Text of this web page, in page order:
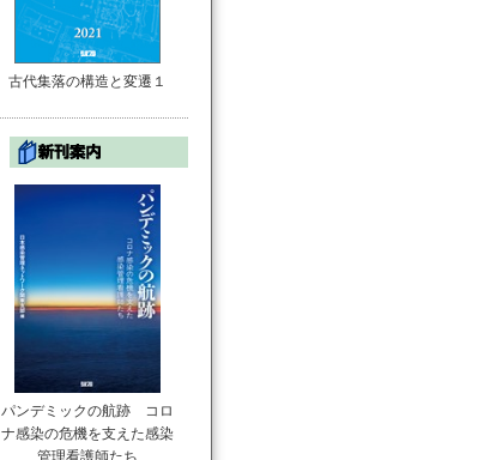
古代集落の構造と変遷１
パンデミックの航跡 コロ
ナ感染の危機を支えた感染
管理看護師たち